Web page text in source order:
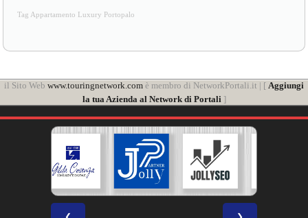
Tag Appartamento Luxury Portopalo
il Sito Web www.touringnetwork.com è membro di NetworkPortali.it | [ Aggiungi
la tua Azienda al Network di Portali ]